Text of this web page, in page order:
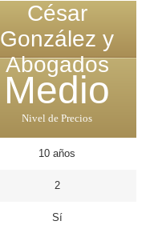
César
González y
Abogados
Medio
Nivel de Precios
10 años
2
Sí